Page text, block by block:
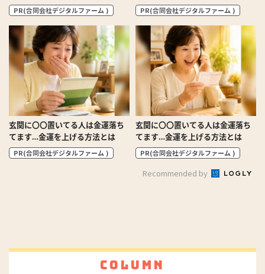
PR(合同会社デジタルファーム ) PR(合同会社デジタルファーム )
玄関に〇〇置いてる人は金運落ち
てます…金運を上げる方法とは
PR(合同会社デジタルファーム )
玄関に〇〇置いてる人は金運落ち
てます…金運を上げる方法とは
PR(合同会社デジタルファーム )
Recommended by
Column